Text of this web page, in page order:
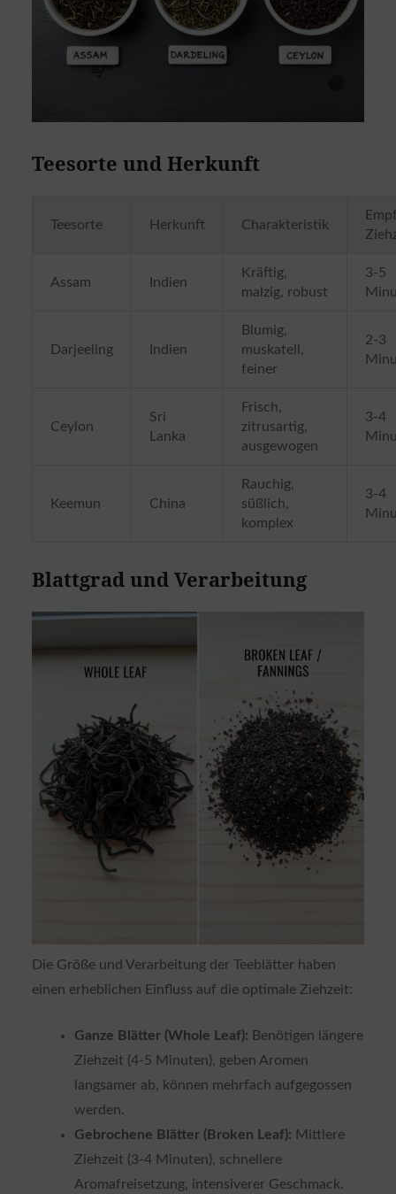
Teesorte und Herkunft
Teesorte Herkunft Charakteristik
Assam Indien
Kräftig,
malzig, robust
3-5
Darjeeling Indien
Blumig,
muskatell,
feiner
2-3
Ceylon
Sri
Lanka
Frisch,
zitrusartig,
ausgewogen
3-4
Keemun China
Rauchig,
süßlich,
komplex
3-4
Blattgrad und Verarbeitung
Die Größe und Verarbeitung der Teeblätter haben
einen erheblichen Einfluss auf die optimale Ziehzeit:
Ganze Blätter (Whole Leaf): Benötigen längere
Ziehzeit (4-5 Minuten), geben Aromen
langsamer ab, können mehrfach aufgegossen
werden.
Gebrochene Blätter (Broken Leaf): Mittlere
Ziehzeit (3-4 Minuten), schnellere
Aromafreisetzung, intensiverer Geschmack.